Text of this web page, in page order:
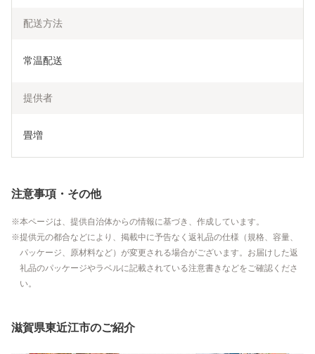
配送方法
常温配送
提供者
畳増
注意事項・その他
本ページは、提供自治体からの情報に基づき、作成しています。
提供元の都合などにより、掲載中に予告なく返礼品の仕様（規格、容量、
パッケージ、原材料など）が変更される場合がございます。お届けした返
礼品のパッケージやラベルに記載されている注意書きなどをご確認くださ
い。
滋賀県東近江市のご紹介